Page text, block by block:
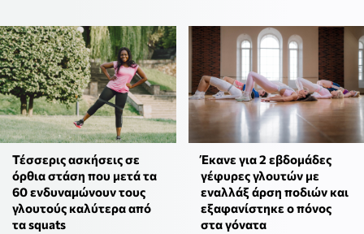
Τέσσερις ασκήσεις σε
όρθια στάση που μετά τα
60 ενδυναμώνουν τους
γλουτούς καλύτερα από
τα squats
Έκανε για 2 εβδομάδες
γέφυρες γλουτών με
εναλλάξ άρση ποδιών και
εξαφανίστηκε ο πόνος
στα γόνατα